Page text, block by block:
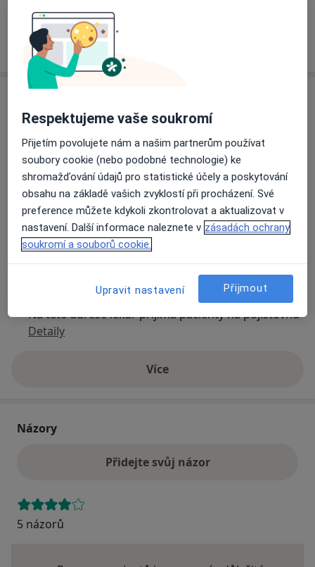
Třída 9. května 161, Dačice
Přiblížit mapuse otevře v nové záložce
Dostupnost
Na této adrese online kalendář není aktivní
Co mám v takové situaci udělat?
Způsoby platby (soukromé návštěvy)
Na teto adrese lékař přijímá pacienty na pojišťovnu
Detaily
Víceo adrese
Názory
Přidejte svůj názor
5 názorů
Respektujeme vaše soukromí
Přijetím povolujete nám a našim partnerům používat
soubory cookie (nebo podobné technologie) ke
shromažďování údajů pro statistické účely a poskytování
obsahu na základě vašich zvyklostí při procházení. Své
preference můžete kdykoli zkontrolovat a aktualizovat v
nastavení. Další informace naleznete v zásadách ochrany
soukromí a souborů cookie.
Upravit nastavení Přijmout